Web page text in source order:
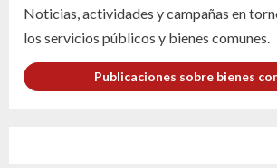
Noticias, actividades y campañas en
los servicios públicos y bienes comunes.
Publicaciones sobre bienes